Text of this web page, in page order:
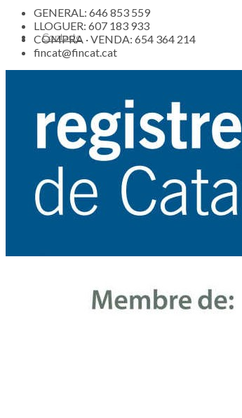
Contacte
GENERAL: 646 853 559
LLOGUER: 607 183 933
COMPRA · VENDA: 654 364 214
fincat@fincat.cat